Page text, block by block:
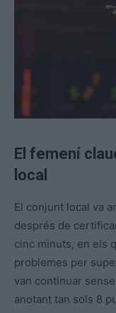
El femení
local
El conjunt local va
després de
cinc minuts, en els
problemes per
van continuar
anotant tan sols 8